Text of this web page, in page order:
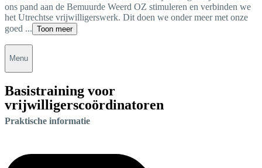
ons pand aan de Bemuurde Weerd OZ stimuleren en verbinden we
het Utrechtse vrijwilligerswerk. Dit doen we onder meer met onze
goed ... Toon meer
Menu
Basistraining voor
vrijwilligerscoördinatoren
Praktische informatie